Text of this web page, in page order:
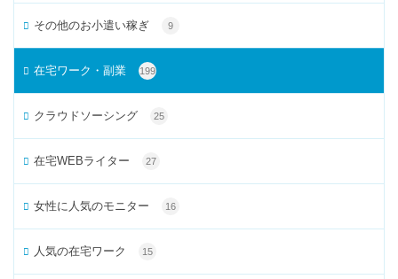
その他のお小遣い稼ぎ 9
在宅ワーク・副業 199
クラウドソーシング 25
在宅WEBライター 27
女性に人気のモニター 16
人気の在宅ワーク 15